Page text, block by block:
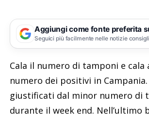
Aggiungi come fonte preferita
Seguici più facilmente nelle notizie
Cala il numero di tamponi e cala
numero dei positivi in Campania.
giustificati dal minor numero di
durante il week end. Nell’ultimo